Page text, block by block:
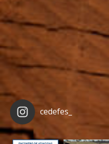
cedefes_